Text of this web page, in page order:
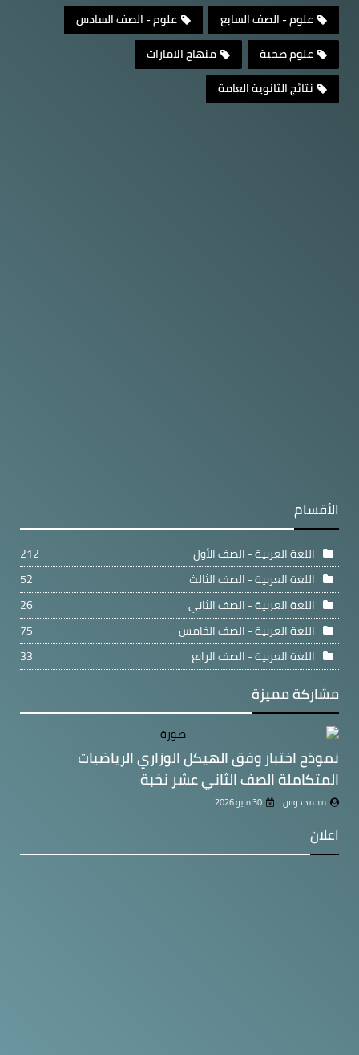
علوم - الصف السابع
علوم - الصف السادس
علوم صحية
منهاج الامارات
نتائج الثانوية العامة
الأقسام
اللغة العربية - الصف الأول
212
اللغة العربية - الصف الثالث
52
اللغة العربية - الصف الثاني
26
اللغة العربية - الصف الخامس
75
اللغة العربية - الصف الرابع
33
مشاركة مميزة
نموذح اختبار وفق الهيكل الوزاري الرياضيات
المتكاملة الصف الثاني عشر نخبة
محمد دوس 30 مايو 2026
اعلان